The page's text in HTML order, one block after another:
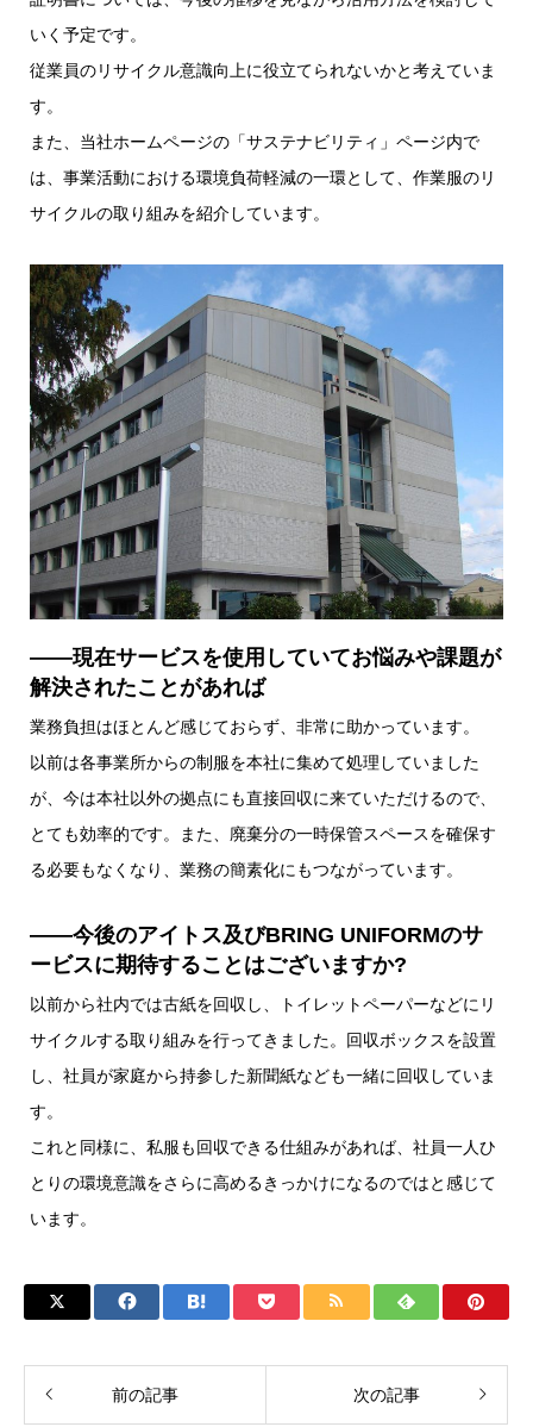
いく予定です。
従業員のリサイクル意識向上に役立てられないかと考えていま
す。
また、当社ホームページの「サステナビリティ」ページ内で
は、事業活動における環境負荷軽減の一環として、作業服のリ
サイクルの取り組みを紹介しています。
――現在サービスを使用していてお悩みや課題が
解決されたことがあれば
業務負担はほとんど感じておらず、非常に助かっています。
以前は各事業所からの制服を本社に集めて処理していました
が、今は本社以外の拠点にも直接回収に来ていただけるので、
とても効率的です。また、廃棄分の一時保管スペースを確保す
る必要もなくなり、業務の簡素化にもつながっています。
――今後のアイトス及びBRING UNIFORMのサ
ービスに期待することはございますか?
以前から社内では古紙を回収し、トイレットペーパーなどにリ
サイクルする取り組みを行ってきました。回収ボックスを設置
し、社員が家庭から持参した新聞紙なども一緒に回収していま
す。
これと同様に、私服も回収できる仕組みがあれば、社員一人ひ
とりの環境意識をさらに高めるきっかけになるのではと感じて
います。
前の記事 次の記事